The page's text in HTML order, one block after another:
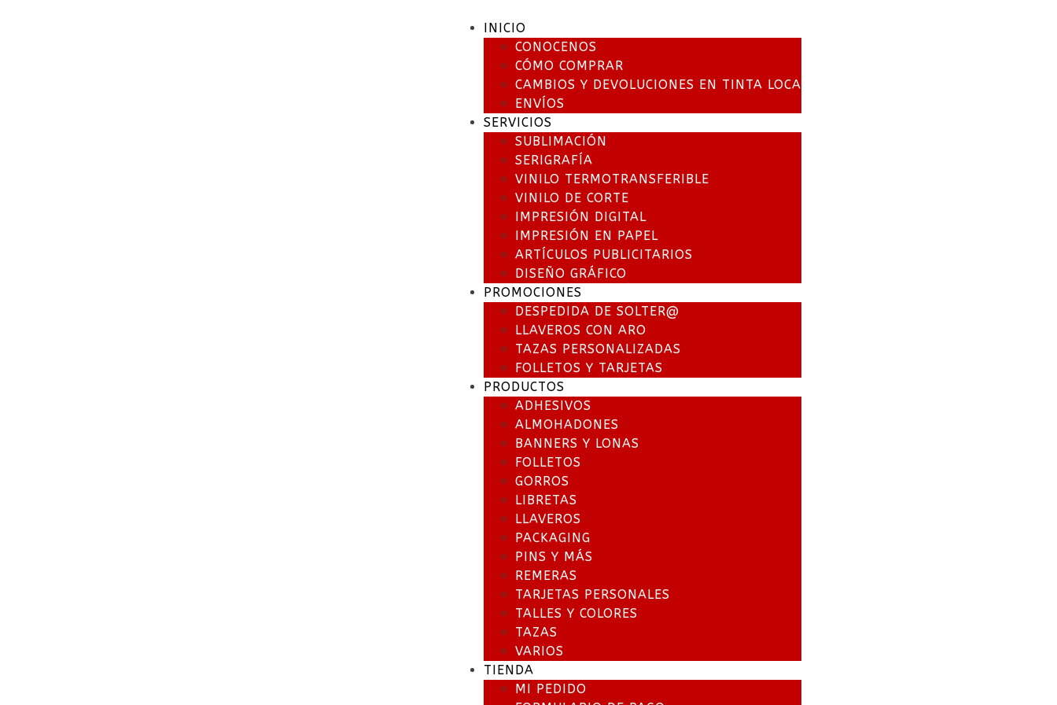
INICIO
CONOCENOS
CÓMO COMPRAR
CAMBIOS Y DEVOLUCIONES EN TINTA LOCA
ENVÍOS
SERVICIOS
SUBLIMACIÓN
SERIGRAFÍA
VINILO TERMOTRANSFERIBLE
VINILO DE CORTE
IMPRESIÓN DIGITAL
IMPRESIÓN EN PAPEL
ARTÍCULOS PUBLICITARIOS
DISEÑO GRÁFICO
PROMOCIONES
DESPEDIDA DE SOLTER@
LLAVEROS CON ARO
TAZAS PERSONALIZADAS
FOLLETOS Y TARJETAS
PRODUCTOS
ADHESIVOS
ALMOHADONES
BANNERS Y LONAS
FOLLETOS
GORROS
LIBRETAS
LLAVEROS
PACKAGING
PINS Y MÁS
REMERAS
TARJETAS PERSONALES
TALLES Y COLORES
TAZAS
VARIOS
TIENDA
MI PEDIDO